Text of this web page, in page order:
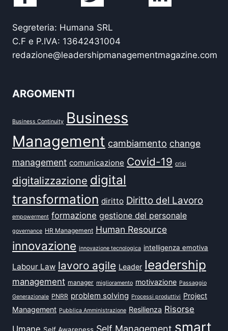
Segreteria: Humana SRL
C.F e P.IVA: 13642431004
redazione@leadershipmanagementmagazine.com
ARGOMENTI
Business Continuity Business
Management cambiamento change
management comunicazione Covid-19 crisi
digitalizzazione digital
transformation diritto Diritto del Lavoro
empowerment formazione gestione del personale
governance HR Management Human Resource
innovazione innovazione tecnologica intelligenza emotiva
Labour Law lavoro agile Leader leadership
management manager miglioramento motivazione Passaggio
Generazionale PNRR problem solving Processi produttivi Project
Management Pubblica Amministrazione Resilienza Risorse
Umane
Self Management smart